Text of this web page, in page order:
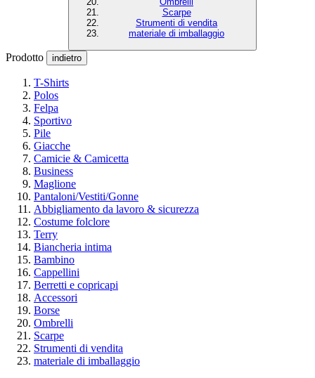
Scarpe
Strumenti di vendita
materiale di imballaggio
Prodotto indietro
T-Shirts
Polos
Felpa
Sportivo
Pile
Giacche
Camicie & Camicetta
Business
Maglione
Pantaloni/Vestiti/Gonne
Abbigliamento da lavoro & sicurezza
Costume folclore
Terry
Biancheria intima
Bambino
Cappellini
Berretti e copricapi
Accessori
Borse
Ombrelli
Scarpe
Strumenti di vendita
materiale di imballaggio